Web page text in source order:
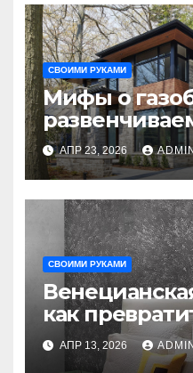
СВОИМИ РУКАМИ
Мифы о
АПР 23, 2026 ADMIN
СВОИМИ РУКАМИ
как
мрамор без
цен
АПР 13, 2026